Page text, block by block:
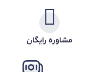
مشاوره رایگان